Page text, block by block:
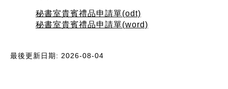
秘書室貴賓禮品申請單(odt)
秘書室貴賓禮品申請單(word)
最後更新日期: 2026-08-04